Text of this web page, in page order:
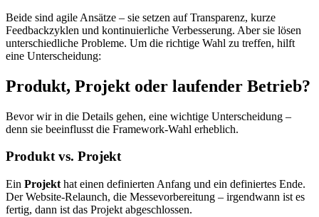
Beide sind agile Ansätze – sie setzen auf Transparenz, kurze
Feedbackzyklen und kontinuierliche Verbesserung. Aber sie lösen
unterschiedliche Probleme. Um die richtige Wahl zu treffen, hilft
eine Unterscheidung:
Produkt, Projekt oder laufender Betrieb?
Bevor wir in die Details gehen, eine wichtige Unterscheidung –
denn sie beeinflusst die Framework-Wahl erheblich.
Produkt vs. Projekt
Ein Projekt hat einen definierten Anfang und ein definiertes Ende.
Der Website-Relaunch, die Messevorbereitung – irgendwann ist es
fertig, dann ist das Projekt abgeschlossen.